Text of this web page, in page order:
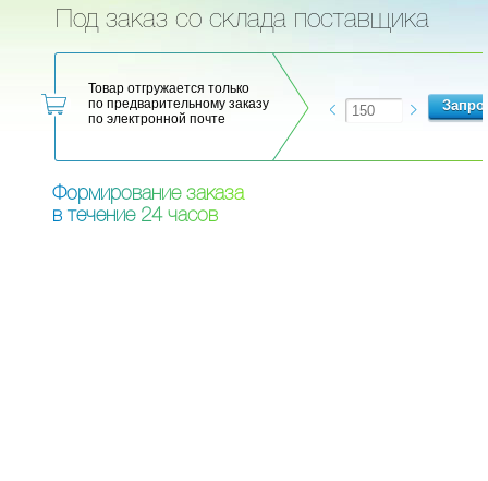
Под заказ со склада поставщика
Товар отгружается только
по предварительному заказу
по электронной почте
Формирование заказа
в течение 24 часов